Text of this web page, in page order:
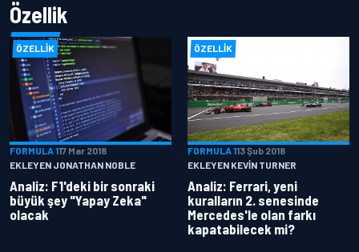
Özellik
ÖZELLIK
FORMULA 117 Mar 2018
EKLEYEN JONATHAN NOBLE
Analiz: F1'deki bir sonraki
büyük şey "Yapay Zeka"
olacak
ÖZELLIK
FORMULA 113 Şub 2018
EKLEYEN KEVIN TURNER
Analiz: Ferrari, yeni
kuralların 2. senesinde
Mercedes'le olan farkı
kapatabilecek mi?